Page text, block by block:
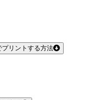
プリントする方法